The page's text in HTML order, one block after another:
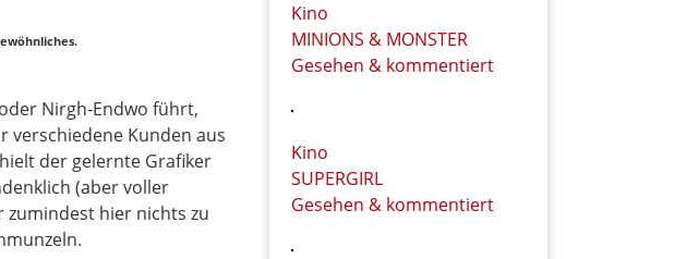
Nirgh-Endwo führt,
verschiedene Kunden aus
der gelernte Grafiker
(aber voller
zumindest hier nichts zu
Kino
MINIONS & MONSTER
Gesehen & kommentiert
Kino
SUPERGIRL
Gesehen & kommentiert